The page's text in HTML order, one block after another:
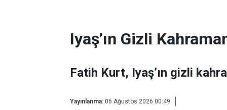
Iyaş’ın Gizli
Fatih Kurt, Iyaş’ın gizli
Yayınlanma: 06 Ağustos 2026 00:49